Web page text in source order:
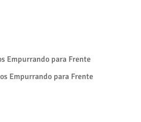
Empurrando para Frente
Empurrando para Frente